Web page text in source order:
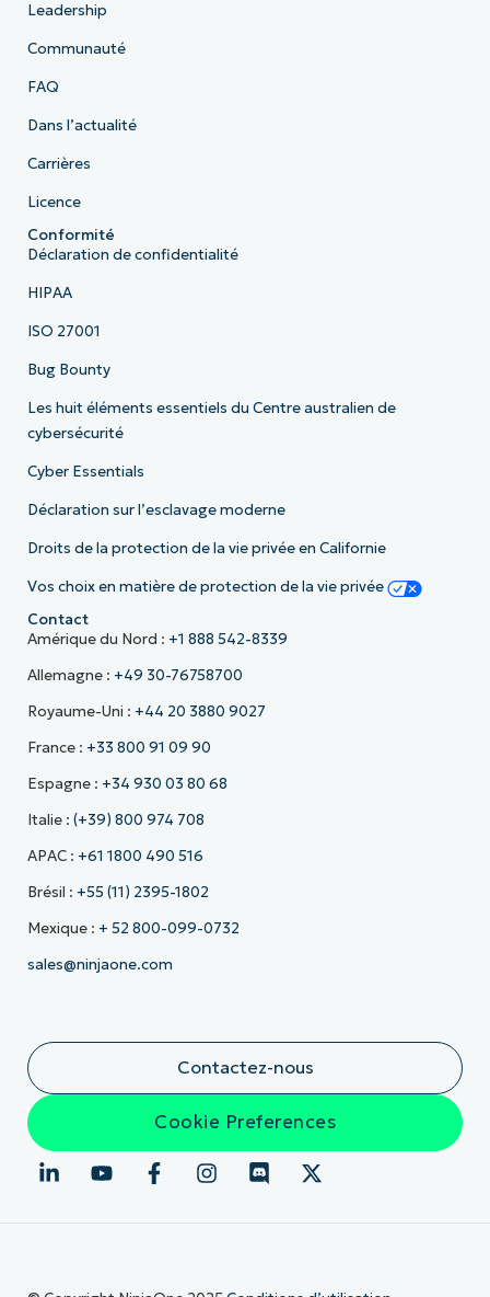
Leadership
Communauté
FAQ
Dans l’actualité
Carrières
Licence
Conformité
Déclaration de confidentialité
HIPAA
ISO 27001
Bug Bounty
Les huit éléments essentiels du Centre australien de
cybersécurité
Cyber Essentials
Déclaration sur l’esclavage moderne
Droits de la protection de la vie privée en Californie
Vos choix en matière de protection de la vie privée
Contact
Amérique du Nord : +1 888 542-8339
Allemagne : +49 30-76758700
Royaume-Uni : +44 20 3880 9027
France : +33 800 91 09 90
Espagne : +34 930 03 80 68
Italie : (+39) 800 974 708
APAC : +61 1800 490 516
Brésil : +55 (11) 2395-1802
Mexique : + 52 800-099-0732
sales@ninjaone.com
Contactez-nous
Cookie Preferences